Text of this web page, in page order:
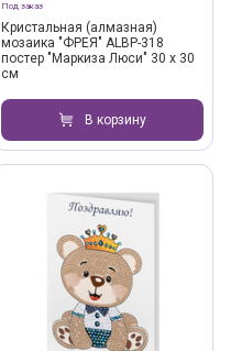
Под заказ
Кристальная (алмазная)
мозаика "ФРЕЯ" ALBP-318
постер "Маркиза Люси" 30 х 30
см
В корзину